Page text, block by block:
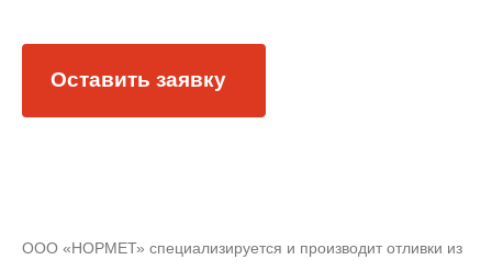
Оставить заявку
ООО «НОРМЕТ» специализируется и производит отливки из